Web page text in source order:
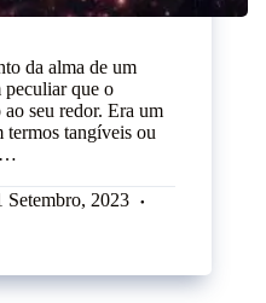
da alma de um
peculiar que o
seu redor. Era um
termos tangíveis ou
Setembro, 2023